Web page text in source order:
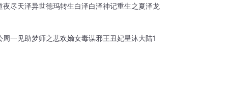
夜尽天泽异世德玛转生白泽白泽神记重生之夏泽龙
周一见助梦师之悲欢嫡女毒谋邪王丑妃星沐大陆1